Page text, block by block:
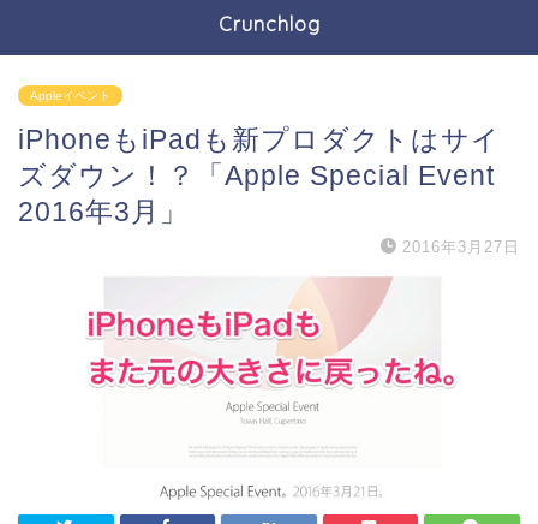
Crunchlog
Appleイベント
iPhoneもiPadも新プロダクトはサイ
ズダウン！？「Apple Special Event
2016年3月」
2016年3月27日